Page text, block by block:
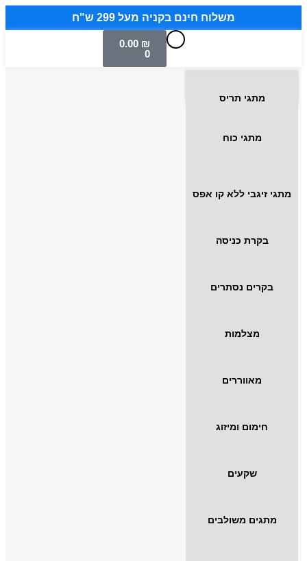
משלוח חינם בקניה מעל 299 ש"ח
0.00 ₪
0
מתגי תריס
מתגי כוח
מתגי זיגבי ללא קו אפס
בקרת כניסה
בקרים נסתרים
מצלמות
מאווררים
חימום ומיזוג
שקעים
מתגים משולבים